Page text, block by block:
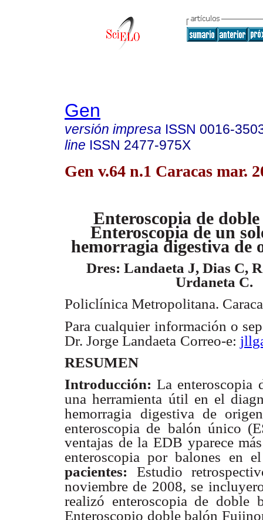
Gen
versión impresa ISSN 0016-
line ISSN 2477-975X
Gen v.64 n.1 Caracas mar.
Enteroscopia de
Enteroscopia de un
hemorragia digestiva de
Dres: Landaeta J, Dias C,
Urdaneta C.
Policlínica Metropolitana.
Para cualquier información o
Dr. Jorge Landaeta Correo-e:
RESUMEN
Introducción:La enteroscopia
una herramienta útil en el
hemorragia
digestiva de
enteroscopia de balón único
ventajas de la EDB yparece
enteroscopia por balones en
pacientes: Estudio
noviembre de 2008, se
realizó enteroscopia de doble
Enteroscopio doble balón